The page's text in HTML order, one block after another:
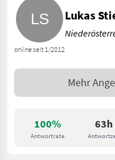
100%
Antwortrate
63h
online seit 1/2012
Lukas
Mehr